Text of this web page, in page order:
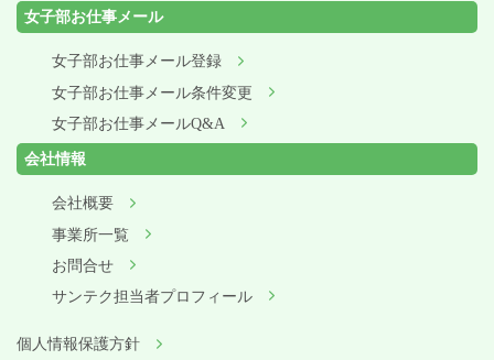
女子部お仕事メール
女子部お仕事メール登録
女子部お仕事メール条件変更
女子部お仕事メールQ&A
会社情報
会社概要
事業所一覧
お問合せ
サンテク担当者プロフィール
個人情報保護方針